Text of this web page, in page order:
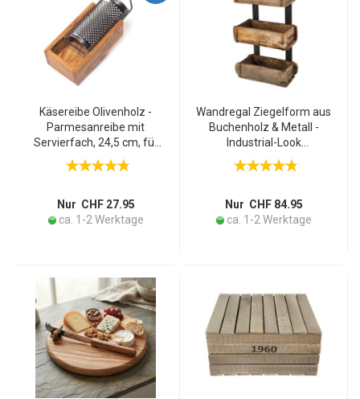
Käsereibe Olivenholz -
Parmesanreibe mit
Servierfach, 24,5 cm, für
Käse, Nüsse & Brot -
Handgefertigt, schnittfest,
Nur CHF 27.95
ca. 1-2 Werktage
Wandregal Ziegelform aus
Buchenholz & Metall -
Industrial-Look
Hängeregal mit 3
Ablageflächen für Deko -
braun/schwarz,
50x31x15cm
Nur CHF 84.95
ca. 1-2 Werktage